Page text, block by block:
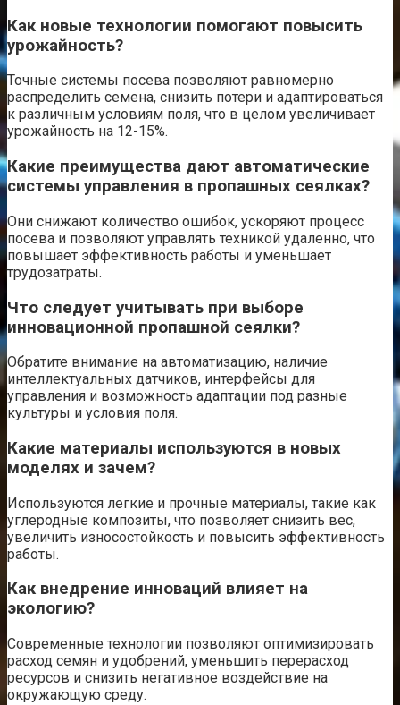
Как новые технологии помогают повысить
урожайность?
Точные системы посева позволяют равномерно
распределить семена, снизить потери и адаптироваться
к различным условиям поля, что в целом увеличивает
урожайность на 12-15%.
Какие преимущества дают автоматические
системы управления в пропашных сеялках?
Они снижают количество ошибок, ускоряют процесс
посева и позволяют управлять техникой удаленно, что
повышает эффективность работы и уменьшает
трудозатраты.
Что следует учитывать при выборе
инновационной пропашной сеялки?
Обратите внимание на автоматизацию, наличие
интеллектуальных датчиков, интерфейсы для
управления и возможность адаптации под разные
культуры и условия поля.
Какие материалы используются в новых
моделях и зачем?
Используются легкие и прочные материалы, такие как
углеродные композиты, что позволяет снизить вес,
увеличить износостойкость и повысить эффективность
работы.
Как внедрение инноваций влияет на
экологию?
Современные технологии позволяют оптимизировать
расход семян и удобрений, уменьшить перерасход
ресурсов и снизить негативное воздействие на
окружающую среду.